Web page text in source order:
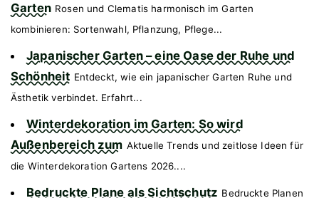
Garten Rosen und Clematis harmonisch im Garten
kombinieren: Sortenwahl, Pflanzung, Pflege...
Japanischer Garten – eine Oase der Ruhe und
Schönheit Entdeckt, wie ein japanischer Garten Ruhe und
Ästhetik verbindet. Erfahrt...
Winterdekoration im Garten: So wird
Außenbereich zum Aktuelle Trends und zeitlose Ideen für
die Winterdekoration Gartens 2026....
Bedruckte Plane als Sichtschutz Bedruckte Planen